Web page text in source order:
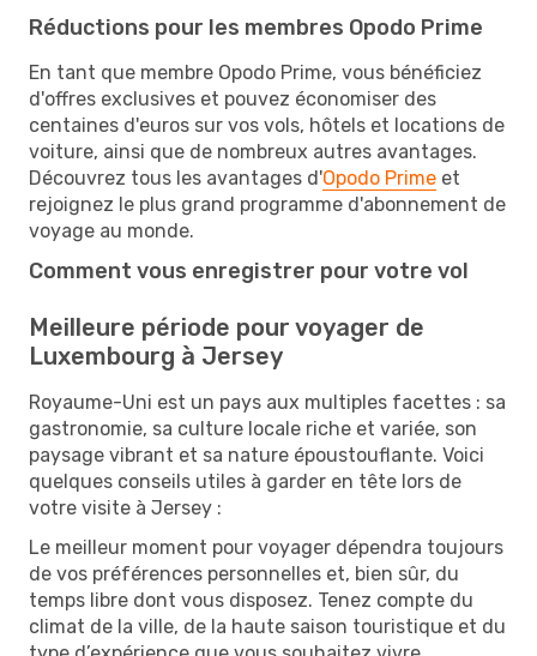
Réductions pour les membres Opodo Prime
En tant que membre Opodo Prime, vous bénéficiez
d'offres exclusives et pouvez économiser des
centaines d'euros sur vos vols, hôtels et locations de
voiture, ainsi que de nombreux autres avantages.
Découvrez tous les avantages d'Opodo Prime et
rejoignez le plus grand programme d'abonnement de
voyage au monde.
Comment vous enregistrer pour votre vol
Meilleure période pour voyager de
Luxembourg à Jersey
Royaume-Uni est un pays aux multiples facettes : sa
gastronomie, sa culture locale riche et variée, son
paysage vibrant et sa nature époustouflante. Voici
quelques conseils utiles à garder en tête lors de
votre visite à Jersey :
Le meilleur moment pour voyager dépendra toujours
de vos préférences personnelles et, bien sûr, du
temps libre dont vous disposez. Tenez compte du
climat de la ville, de la haute saison touristique et du